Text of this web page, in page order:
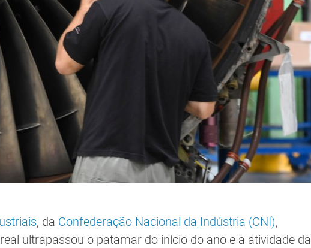
, da Confederação Nacional da Indústria (CNI),
ultrapassou o patamar do início do ano e a atividade da